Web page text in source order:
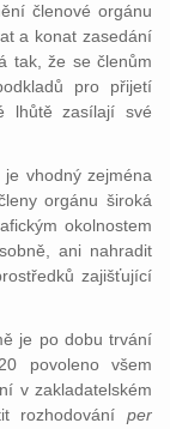
členové orgánu
a konat zasedání
tak, že se členům
pro přijetí
lhůtě zasílají své
vhodný zejména
orgánu široká
okolnostem
ani nahradit
zajišťující
je po dobu trvání
povoleno všem
v zakladatelském
rozhodování per